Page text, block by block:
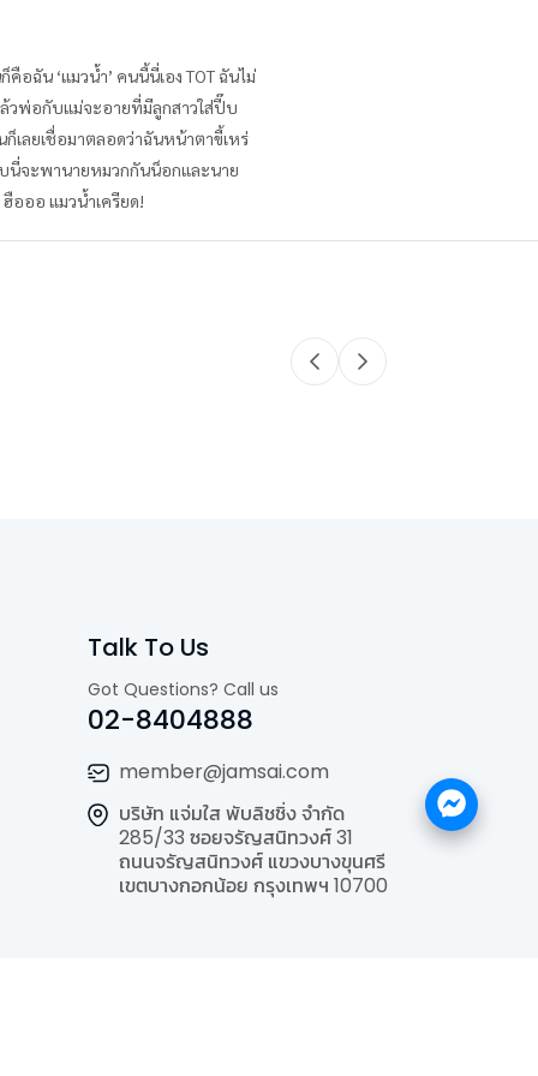
ฉัน ‘แมวน้ำ’ คนนี้นี่เอง TOT ฉันไม่
ล้วพ่อกับแม่จะอายที่มีลูกสาวใส่ปี๊บ
ก็เลยเชื่อมาตลอดว่าฉันหน้าตาขี้เหร่
บนี่จะพานายหมวกกันน็อกและนาย
อออ แมวน้ำเครียด!
Talk To Us
Got Questions? Call us
02-8404888
member@jamsai.com
บริษัท แจ่มใส พับลิชชิ่ง จำกัด
285/33 ซอยจรัญสนิทวงศ์ 31
ถนนจรัญสนิทวงศ์ แขวงบางขุนศรี
เขตบางกอกน้อย กรุงเทพฯ 10700